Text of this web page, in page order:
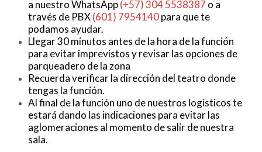
a nuestro WhatsApp(+57) 304 5538387 o a
través de PBX(601) 7954140para que te
podamos ayudar.
Llegar 30 minutos antes de la hora de la función
para evitar imprevistos y revisar las opciones de
parqueadero de la zona
Recuerda verificar la dirección del teatro donde
tengas la función.
Al final de la función uno de nuestros logísticos te
estará dando las indicaciones para evitar las
aglomeraciones al momento de salir de nuestra
sala.